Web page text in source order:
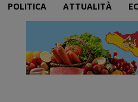
POLITICA ATTUALITÀ